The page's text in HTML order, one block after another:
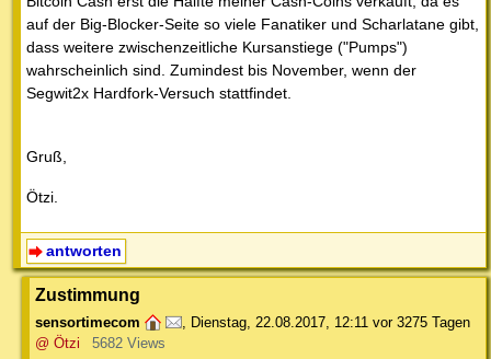
auf der Big-Blocker-Seite so viele Fanatiker und Scharlatane gibt,
dass weitere zwischenzeitliche Kursanstiege ("Pumps")
wahrscheinlich sind. Zumindest bis November, wenn der
Segwit2x Hardfork-Versuch stattfindet.
Gruß,
Ötzi.
antworten
Zustimmung
sensortimecom , Dienstag, 22.08.2017, 12:11 vor 3275 Tagen
@ Ötzi
5682 Views